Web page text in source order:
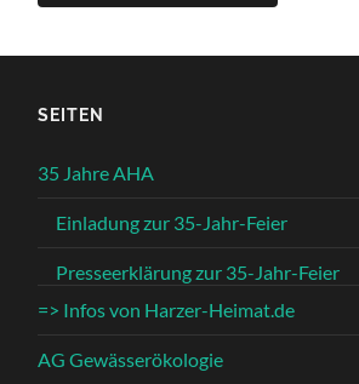
SEITEN
35 Jahre AHA
Einladung zur 35-Jahr-Feier
Presseerklärung zur 35-Jahr-Feier
=> Infos von Harzer-Heimat.de
AG Gewässerökologie